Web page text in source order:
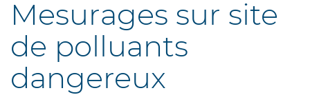
Mesurages sur site
de polluants
dangereux